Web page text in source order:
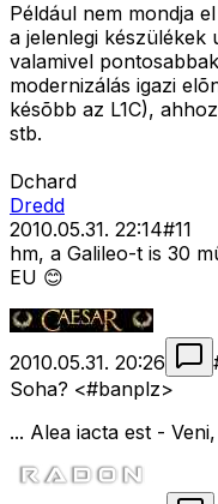
Például nem mondja
a jelenlegi készülékek
valamivel
modernizálás igazi
késõbb az L1C),
stb.
Dchard
Dredd
2010.05.31. 22:14#11
hm, a Galileo-t is 30
EU 😊
2010.05.31. 20:26
Soha? <#banplz>
... Alea iacta est -